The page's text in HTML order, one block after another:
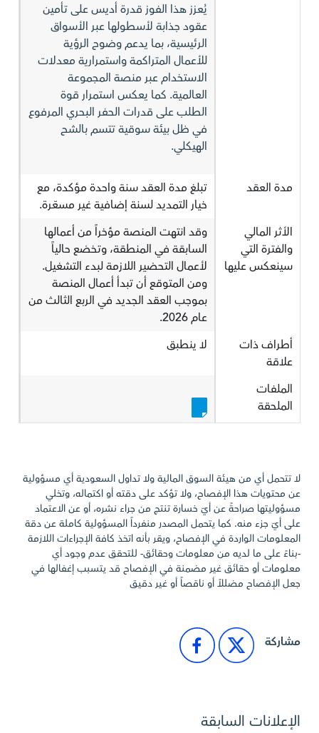
يُعزز هذا الفوز قدرة أديس على تأمين
عقود جذابة لأسطولها عبر الأسواق
الرئيسية، بما يدعم وضوح الرؤية
للأعمال المتراكمة واستمرارية معدلات
الاستخدام عبر منصة المجموعة
العالمية. كما يعكس استمرار قوة
الطلب على قدرات الحفر البحري المرفوع
في ظل بيئة سوقية تتسم بالشح
الهيكلي.
مدة العقد
تبلغ مدة العقد سنة واحدة مؤكدة، مع
خيار التمديد لسنة إضافية غير مسعّرة.
الأثر المالي
والفترة التي
سينعكس عليها
وقد انتهت المنصة مؤخراً من أعمالها
السابقة في المنطقة، وتخضع حالياً
لأعمال التحضير اللازمة لبدء التشغيل.
ومن المتوقع أن تبدأ أعمال المنصة
بموجب العقد الجديد في الربع الثالث من
عام 2026.
أطراف ذات
علاقة
لا ينطبق
الملفات
الملحقة
لا تتحمل أي من هيئة السوق المالية ولا تداول السعودية أي مسؤولية
عن محتويات هذا الإفصاح، ولا تؤكد على دقته أو اكتماله، وتخلي
مسؤوليتها صراحةً عن أيّ خسارة تنتج من جراء نشره، أو عن الاعتماد
على أيّ جزء منه. كما يتحمل المصدر منفرداً المسؤولية كاملة عن دقة
المعلومات الواردة في الإفصاح، ويقر بأنه اتخذ كافة الإجراءات اللازمة
-بناءً على ما لديه من معلومات وحقائق- للتحقق عدم وجود أي
معلومات أو حقائق غير مضمنة في الإفصاح قد يتسبب إغفالها في
جعل الإفصاح مضللاً أو ناقصاً أو غير دقيق
مشاركة
الإعلانات السابقة